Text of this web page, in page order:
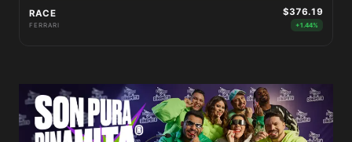
RACE
FERRARI
$376.19
+1.44%